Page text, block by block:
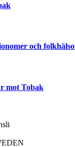
och
mot Tobak